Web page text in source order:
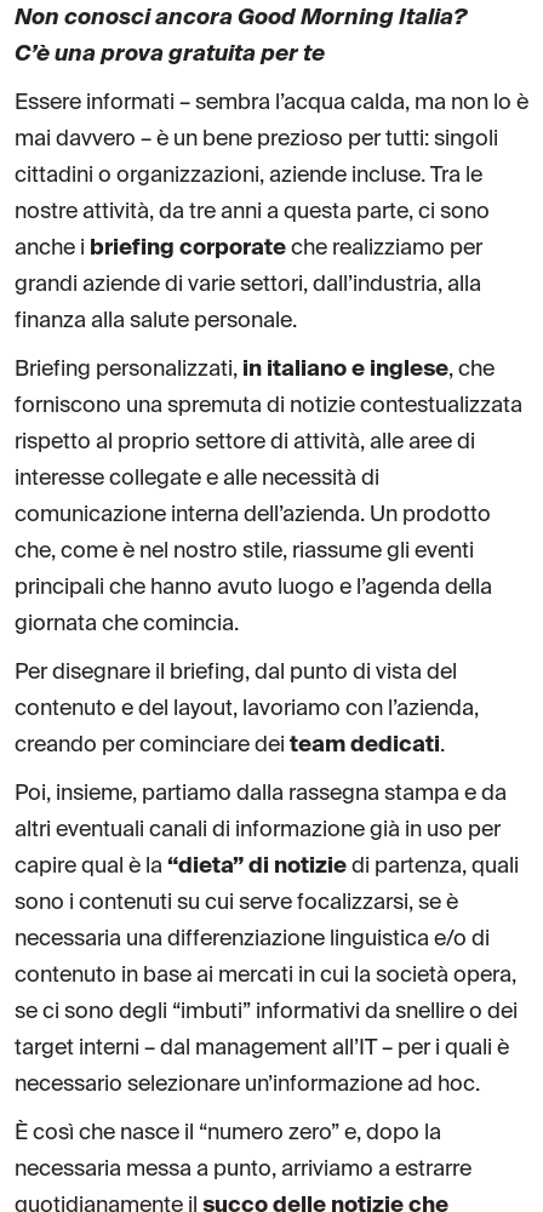
Non conosci ancora Good Morning Italia?
C’è una prova gratuita per te
Essere informati – sembra l’acqua calda, ma non lo è
mai davvero – è un bene prezioso per tutti: singoli
cittadini o organizzazioni, aziende incluse. Tra le
nostre attività, da tre anni a questa parte, ci sono
anche i briefing corporate che realizziamo per
grandi aziende di varie settori, dall’industria, alla
finanza alla salute personale.
Briefing personalizzati, in italiano e inglese, che
forniscono una spremuta di notizie contestualizzata
rispetto al proprio settore di attività, alle aree di
interesse collegate e alle necessità di
comunicazione interna dell’azienda. Un prodotto
che, come è nel nostro stile, riassume gli eventi
principali che hanno avuto luogo e l’agenda della
giornata che comincia.
Per disegnare il briefing, dal punto di vista del
contenuto e del layout, lavoriamo con l’azienda,
creando per cominciare dei team dedicati.
Poi, insieme, partiamo dalla rassegna stampa e da
altri eventuali canali di informazione già in uso per
capire qual è la “dieta” di notizie di partenza, quali
sono i contenuti su cui serve focalizzarsi, se è
necessaria una differenziazione linguistica e/o di
contenuto in base ai mercati in cui la società opera,
se ci sono degli “imbuti” informativi da snellire o dei
target interni – dal management all’IT – per i quali è
necessario selezionare un’informazione ad hoc.
È così che nasce il “numero zero” e, dopo la
necessaria messa a punto, arriviamo a estrarre
quotidianamente il succo delle notizie che